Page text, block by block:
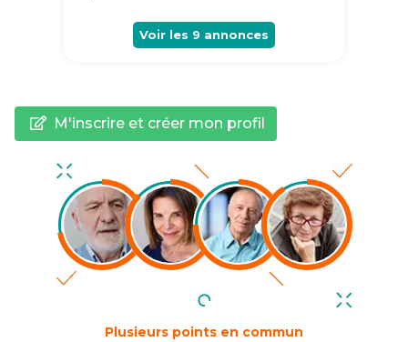
Voir les 9 annonces
M'inscrire et créer mon profil
Plusieurs points en commun